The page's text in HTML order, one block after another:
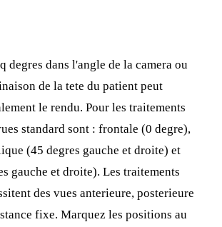
degres dans l'angle de la camera ou
de la tete du patient peut
le rendu. Pour les traitements
standard sont : frontale (0 degre),
(45 degres gauche et droite) et
gauche et droite). Les traitements
des vues anterieure, posterieure
fixe. Marquez les positions au